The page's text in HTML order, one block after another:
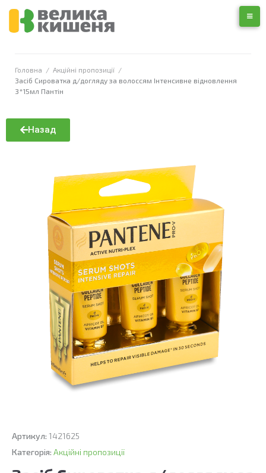
Головна / Акційні пропозиції /
Засіб Сироватка д/догляду за волоссям Інтенсивне відновлення
3*15мл Пантін
Назад
Артикул: 1421625
Категорія: Акційні пропозиції